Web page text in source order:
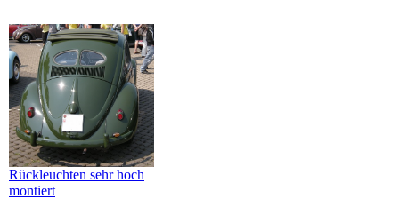
Rückleuchten sehr hoch
montiert